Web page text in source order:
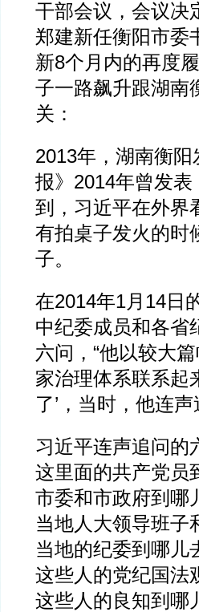
干部会议，会议决
郑建新任衡阳市委
新8个月内的再度
子一路飙升跟湖南
关：
2013年，湖南衡
报》2014年曾发
到，习近平在外界
有拍桌子发火的时
子。
在2014年1月14日
中纪委成员和各省
六问，“他以较大
家治理体系联系起
了’，当时，他连
习近平连声追问的
这里面的共产党员
市委和市政府到哪
当地人大领导班子
当地的纪委到哪儿
这些人的党纪国法
这些人的良知到哪